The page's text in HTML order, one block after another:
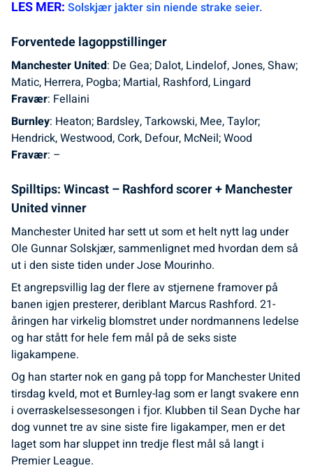
LES MER: Solskjær jakter sin niende strake seier.
Forventede lagoppstillinger
Manchester United: De Gea; Dalot, Lindelof, Jones, Shaw;
Matic, Herrera, Pogba; Martial, Rashford, Lingard
Fravær: Fellaini
Burnley: Heaton; Bardsley, Tarkowski, Mee, Taylor;
Hendrick, Westwood, Cork, Defour, McNeil; Wood
Fravær: –
Spilltips: Wincast – Rashford scorer + Manchester
United vinner
Manchester United har sett ut som et helt nytt lag under
Ole Gunnar Solskjær, sammenlignet med hvordan dem så
ut i den siste tiden under Jose Mourinho.
Et angrepsvillig lag der flere av stjernene framover på
banen igjen presterer, deriblant Marcus Rashford. 21-
åringen har virkelig blomstret under nordmannens ledelse
og har stått for hele fem mål på de seks siste
ligakampene.
Og han starter nok en gang på topp for Manchester United
tirsdag kveld, mot et Burnley-lag som er langt svakere enn
i overraskelsessesongen i fjor. Klubben til Sean Dyche har
dog vunnet tre av sine siste fire ligakamper, men er det
laget som har sluppet inn tredje flest mål så langt i
Premier League.